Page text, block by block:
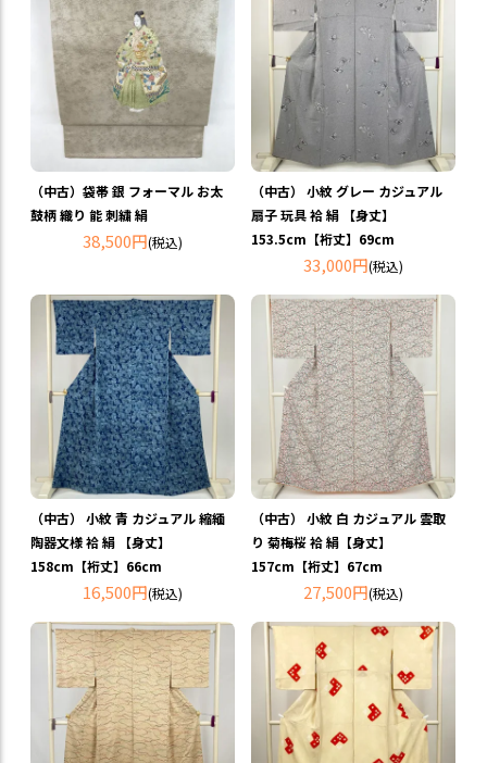
（中古）袋帯 銀 フォーマル お太
鼓柄 織り 能 刺繍 絹
38,500円(税込)
（中古） 小紋 グレー カジュアル
扇子 玩具 袷 絹 【身丈】
153.5cm【裄丈】69cm
33,000円(税込)
（中古） 小紋 青 カジュアル 縮緬
陶器文様 袷 絹 【身丈】
158cm【裄丈】66cm
16,500円(税込)
（中古） 小紋 白 カジュアル 雲取
り 菊梅桜 袷 絹【身丈】
157cm【裄丈】67cm
27,500円(税込)